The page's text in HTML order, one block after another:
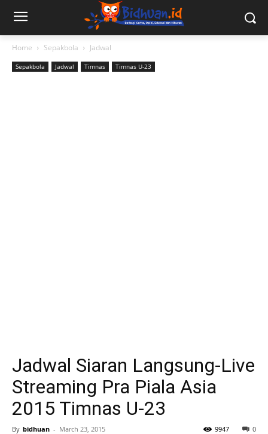
Home Sepakbola Jadwal
Sepakbola Jadwal Timnas Timnas U-23
Jadwal Siaran Langsung-Live
Streaming Pra Piala Asia
2015 Timnas U-23
By bidhuan - March 23, 2015 0
9947